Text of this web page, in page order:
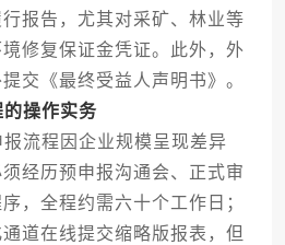
报告，尤其对采矿、林业等
修复保证金凭证。此外，外
交《最终受益人声明书》。
操作实务
程因企业规模呈现差异
经历预申报沟通会、正式审
，全程约需六十个工作日；
道在线提交缩略版报表，但